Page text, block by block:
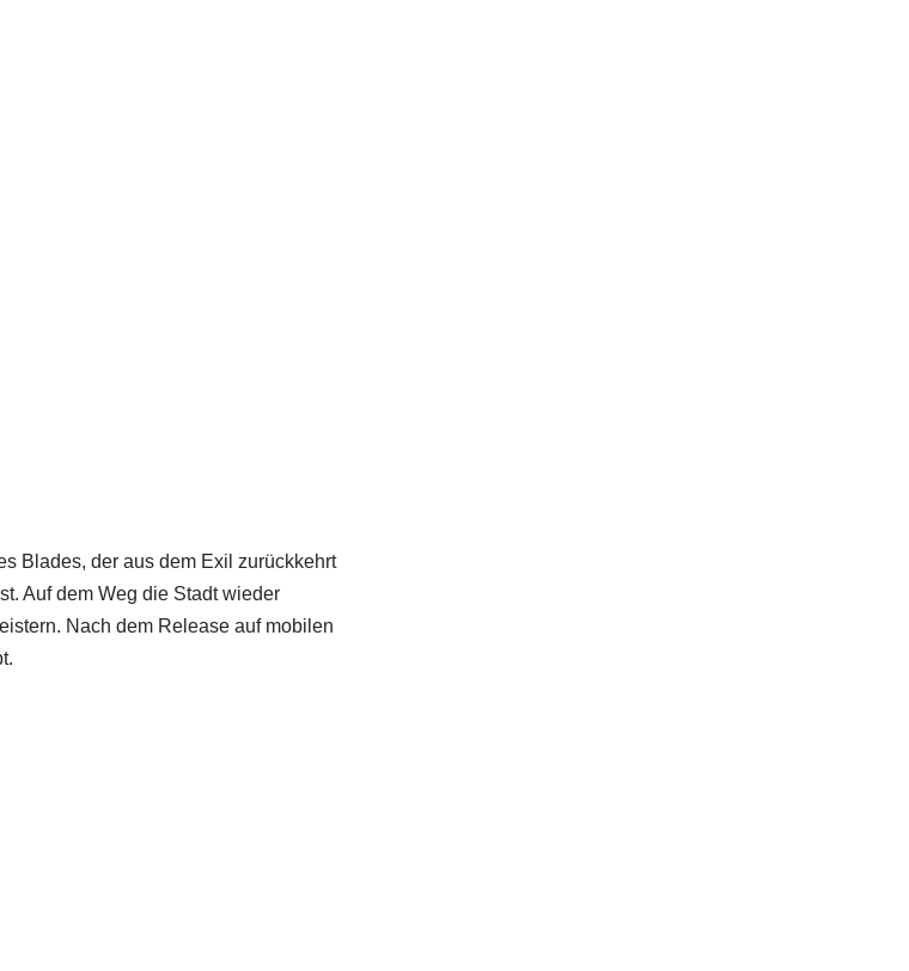
Blades, der aus dem Exil zurückkehrt
Auf dem Weg die Stadt wieder
Nach dem Release auf mobilen